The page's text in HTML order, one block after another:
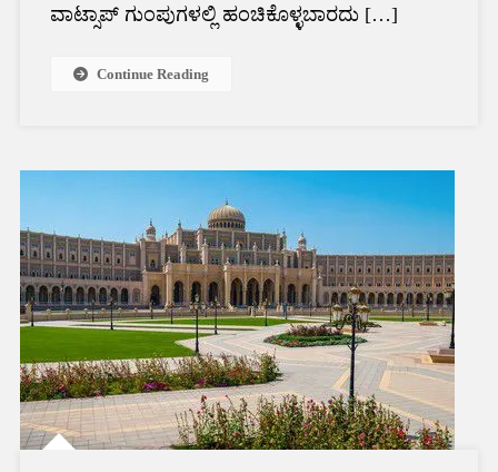
ವಾಟ್ಸಾಪ್ ಗುಂಪುಗಳಲ್ಲಿ ಹಂಚಿಕೊಳ್ಳಬಾರದು […]
Continue Reading